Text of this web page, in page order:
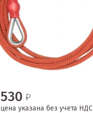
530
цена указана без учета НДС